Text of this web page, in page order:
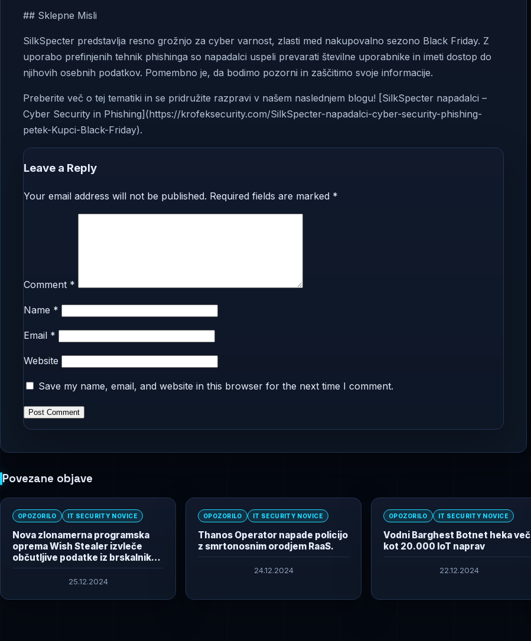
## Sklepne Misli
SilkSpecter predstavlja resno grožnjo za cyber varnost, zlasti med nakupovalno sezono Black Friday. Z
uporabo prefinjenih tehnik phishinga so napadalci uspeli prevarati številne uporabnike in imeti dostop do
njihovih osebnih podatkov. Pomembno je, da bodimo pozorni in zaščitimo svoje informacije.
Preberite več o tej tematiki in se pridružite razpravi v našem naslednjem blogu! [SilkSpecter napadalci –
Cyber Security in Phishing](https://krofeksecurity.com/SilkSpecter-napadalci-cyber-security-phishing-
petek-Kupci-Black-Friday).
Leave a Reply
Your email address will not be published. Required fields are marked *
Comment *
Name *
Email *
Website
Save my name, email, and website in this browser for the next time I comment.
Povezane objave
OPOZORILO IT SECURITY NOVICE
Nova zlonamerna programska
oprema Wish Stealer izvleče
občutljive podatke iz brskalnikov
Chromium
25.12.2024
OPOZORILO IT SECURITY NOVICE
Thanos Operator napade policijo
z smrtonosnim orodjem RaaS.
24.12.2024
OPOZORILO IT SECURITY NOVICE
Vodni Barghest Botnet heka več
kot 20.000 IoT naprav
22.12.2024